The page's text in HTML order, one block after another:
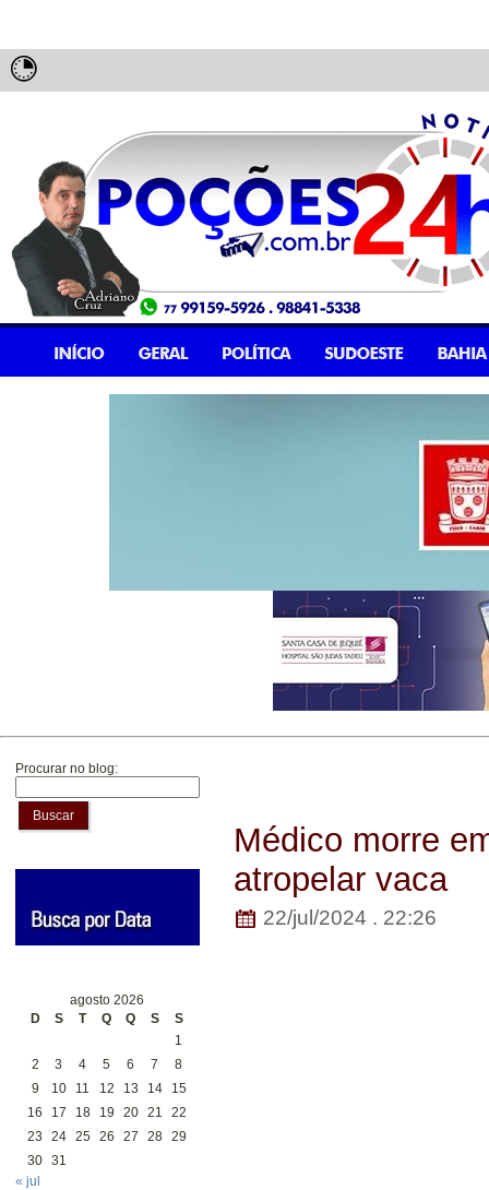
Procurar no blog:
Buscar
agosto 2026
D
S T Q Q S
S
1
2
3 4 5 6 7
8
9
10 11 12 13 14
15
16
17 18 19 20 21
22
23
24 25 26 27 28 29
30 31
« jul
Médico morre
atropelar vaca
22/jul/2024 . 22:26